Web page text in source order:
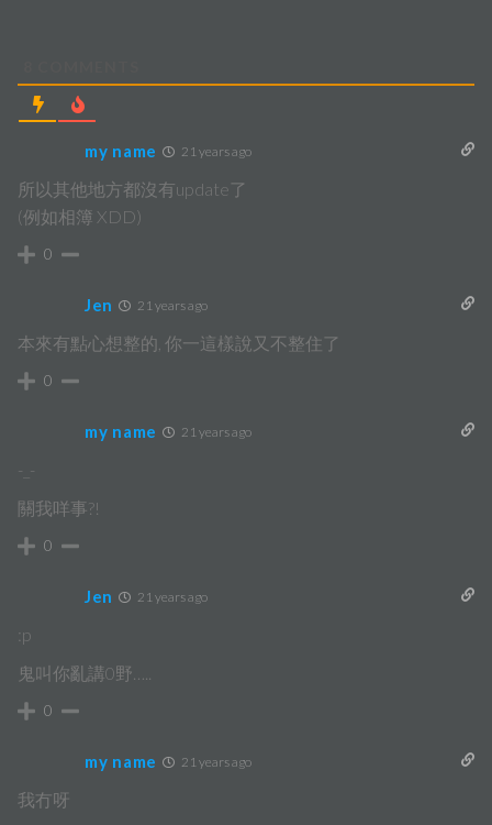
my name 21 years ago
所以其他地方都沒有update了
(例如相簿 XDD)
0
Jen 21 years ago
本來有點心想整的, 你一這樣說又不整住了
0
my name 21 years ago
-_-
關我咩事?!
0
Jen 21 years ago
:p
鬼叫你亂講0野…..
0
my name 21 years ago
我冇呀